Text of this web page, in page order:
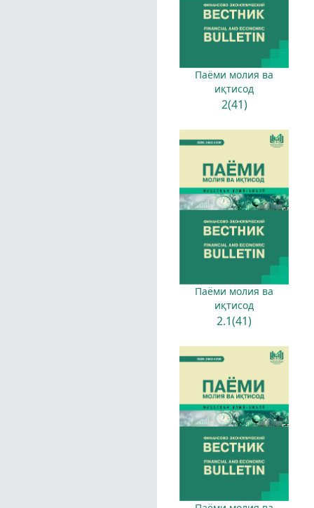
Паёми молия ва
иқтисод
2(41)
Паёми молия ва
иқтисод
2.1(41)